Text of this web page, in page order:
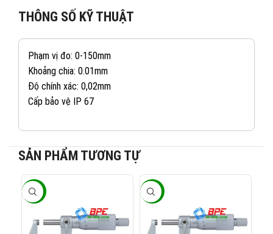
THÔNG SỐ KỸ THUẬT
Phạm vị đo: 0-150mm
Khoảng chia: 0.01mm
Độ chính xác: 0,02mm
Cấp bảo vệ IP 67
SẢN PHẨM TƯƠNG TỰ
-20% -20%
KINH DOANH 1: